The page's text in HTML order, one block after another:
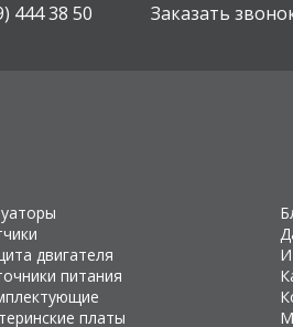
444 38 50 Заказать
двигателя
питания
платы